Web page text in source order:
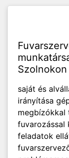
Szolnokon
saját és
irányítása
fuvarozással
feladatok